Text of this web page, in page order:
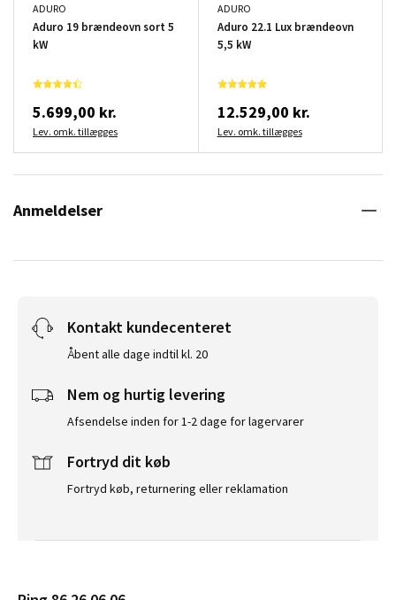
ADURO
Aduro 19 brændeovn sort 5
kW
5.699,00 kr.
Lev. omk. tillægges
ADURO
Aduro 22.1 Lux brændeovn
5,5 kW
12.529,00 kr.
Lev. omk. tillægges
Anmeldelser
Kontakt kundecenteret
Åbent alle dage indtil kl. 20
Nem og hurtig levering
Afsendelse inden for 1-2 dage for lagervarer
Fortryd dit køb
Fortryd køb, returnering eller reklamation